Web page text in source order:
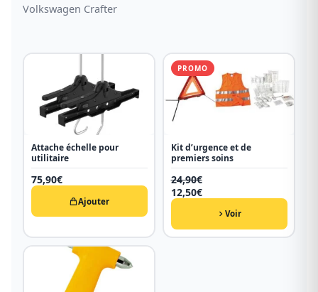
Volkswagen Crafter
Attache échelle pour
utilitaire
75,90€
Ajouter
PROMO
Kit d’urgence et de
premiers soins
24,90€
Le
prix
était :
24,90€.
12,50€
Le
actuel
est :
Voir